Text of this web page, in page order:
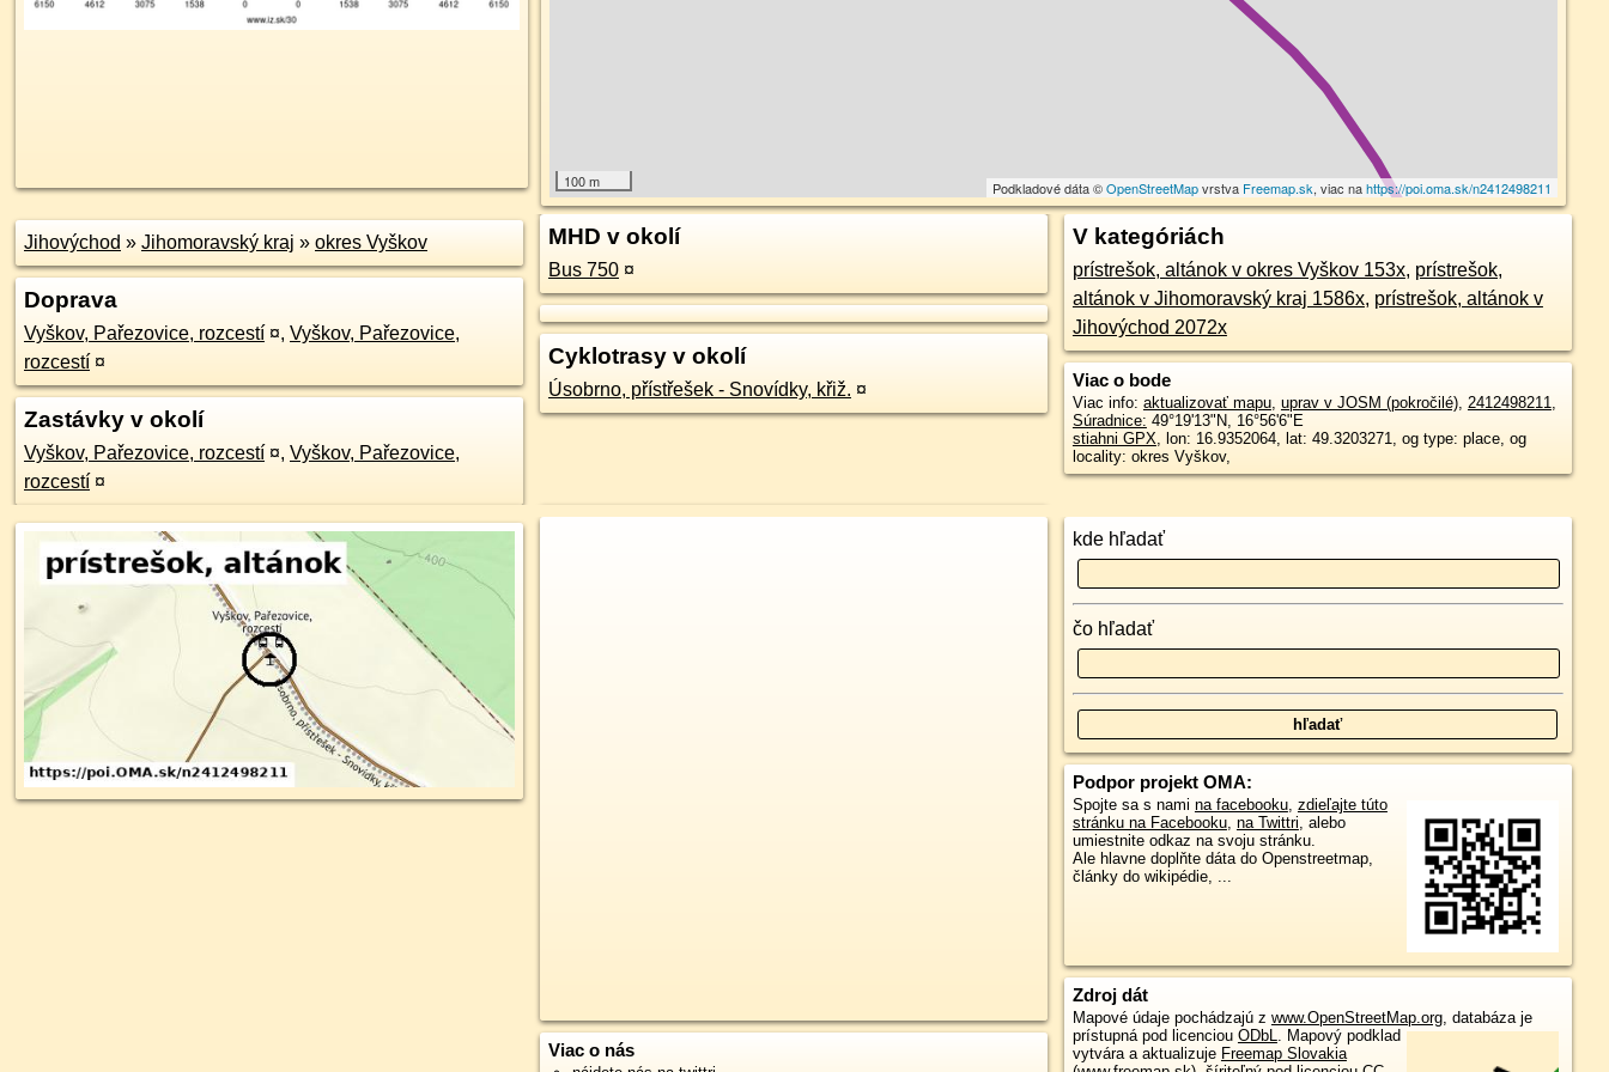
100 m Podkladové dáta ©OpenStreetMapvrstva Freemap.sk, viac nahttps://poi.oma.sk/n2412498211
Jihovýchod » Jihomoravský kraj » okres Vyškov
Doprava
Vyškov, Pařezovice, rozcestí ¤, Vyškov, Pařezovice,
rozcestí ¤
Zastávky v okolí
Vyškov, Pařezovice, rozcestí ¤, Vyškov, Pařezovice,
rozcestí ¤
MHD v okolí
Bus 750 ¤
Cyklotrasy v okolí
Úsobrno, přístřešek - Snovídky, křiž. ¤
V kategóriách
prístrešok, altánok v okres Vyškov 153x, prístrešok,
altánok v Jihomoravský kraj 1586x, prístrešok, altánok v
Jihovýchod 2072x
Viac o bode
Viac info: aktualizovať mapu, uprav v JOSM (pokročilé), 2412498211,
Súradnice: 49°19'13"N, 16°56'6"E
stiahni GPX, lon: 16.9352064, lat: 49.3203271, og type: place, og
locality: okres Vyškov,
Viac o nás
kde hľadať
čo hľadať
Podpor projekt OMA:
Spojte sa s nami na facebooku, zdieľajte túto
stránku na Facebooku, na Twittri, alebo
umiestnite odkaz na svoju stránku.
Ale hlavne doplňte dáta do Openstreetmap,
články do wikipédie, ...
Zdroj dát
Mapové údaje pochádzajú z www.OpenStreetMap.org, databáza je
prístupná pod licenciou ODbL. Mapový podklad
vytvára a aktualizuje Freemap Slovakia